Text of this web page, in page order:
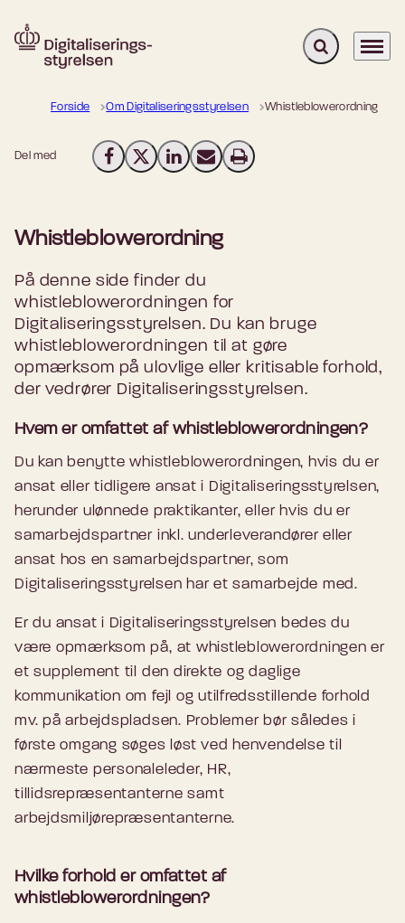
Gå til forsiden Fold søgefelt
Menu
Forside Om Digitaliseringsstyrelsen Whistleblowerordning
Del med Del på Facebook
Del på X (Twitter)
Del på LinkedIn
Send email
Print
Whistleblowerordning
På denne side finder du
whistleblowerordningen for
Digitaliseringsstyrelsen. Du kan bruge
whistleblowerordningen til at gøre
opmærksom på ulovlige eller kritisable forhold,
der vedrører Digitaliseringsstyrelsen.
Hvem er omfattet af whistleblowerordningen?
Du kan benytte whistleblowerordningen, hvis du er
ansat eller tidligere ansat i Digitaliseringsstyrelsen,
herunder ulønnede praktikanter, eller hvis du er
samarbejdspartner inkl. underleverandører eller
ansat hos en samarbejdspartner, som
Digitaliseringsstyrelsen har et samarbejde med.
Er du ansat i Digitaliseringsstyrelsen bedes du
være opmærksom på, at whistleblowerordningen er
et supplement til den direkte og daglige
kommunikation om fejl og utilfredsstillende forhold
mv. på arbejdspladsen. Problemer bør således i
første omgang søges løst ved henvendelse til
nærmeste personaleleder, HR,
tillidsrepræsentanterne samt
arbejdsmiljørepræsentanterne.
Hvilke forhold er omfattet af
whistleblowerordningen?